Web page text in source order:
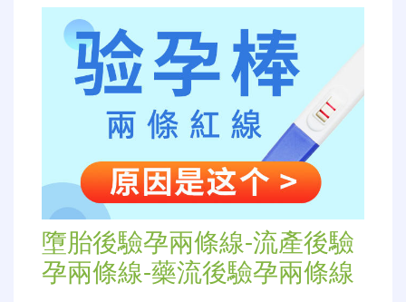
墮胎後驗孕兩條線-流產後驗
孕兩條線-藥流後驗孕兩條線